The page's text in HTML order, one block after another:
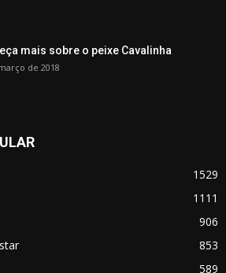
mais sobre o peixe Cavalinha
de 2018
1529
1111
906
853
589